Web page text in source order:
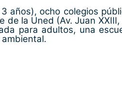
años), ocho colegios
la Uned (Av. Juan
para adultos, una